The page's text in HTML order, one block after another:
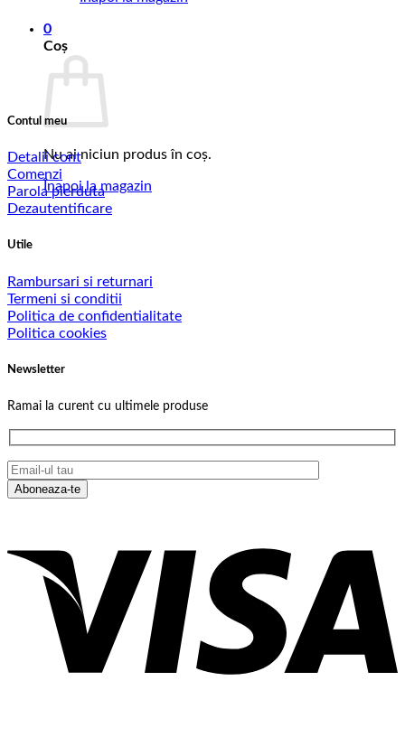
0
Coș
Nu ai niciun produs în coș.
Înapoi la magazin
Contul meu
Detalii cont
Comenzi
Parola pierduta
Dezautentificare
Utile
Rambursari si returnari
Termeni si conditii
Politica de confidentialitate
Politica cookies
Newsletter
Ramai la curent cu ultimele produse